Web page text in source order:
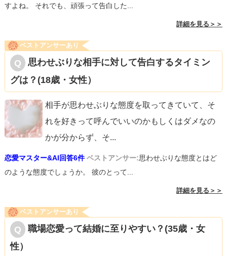
すよね。 それでも、頑張って告白した...
詳細を見る＞＞
ベストアンサーあり
思わせぶりな相手に対して告白するタイミン
グは？(18歳・女性）
相手が思わせぶりな態度を取ってきていて、そ
れを好きって呼んでいいのかもしくはダメなの
かが分からず、そ...
恋愛マスター&AI回答6件 ベストアンサー:思わせぶりな態度とはど
のような態度でしょうか。 彼のとって...
詳細を見る＞＞
ベストアンサーあり
職場恋愛って結婚に至りやすい？(35歳・女
性）